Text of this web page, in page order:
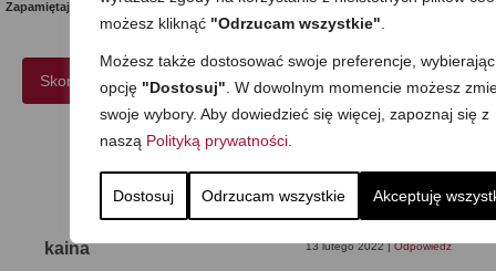
możesz kliknąć "Odrzucam wszystkie"
Możesz także dostosować swoje preferencje, wybierając
opcję "Dostosuj" . W dowolnym momencie możesz
swoje wybory. Aby dowiedzieć się więcej, zapoznaj się z
naszą Polityką prywatności.
Dostosuj Odrzucam wszystkie Akceptuję
Zapamiętaj moje dane w tej przeglądarce podczas pisania kolejnych komentarzy.
3 Komentarze
kaina 13 lutego 2022|Odpowiedz